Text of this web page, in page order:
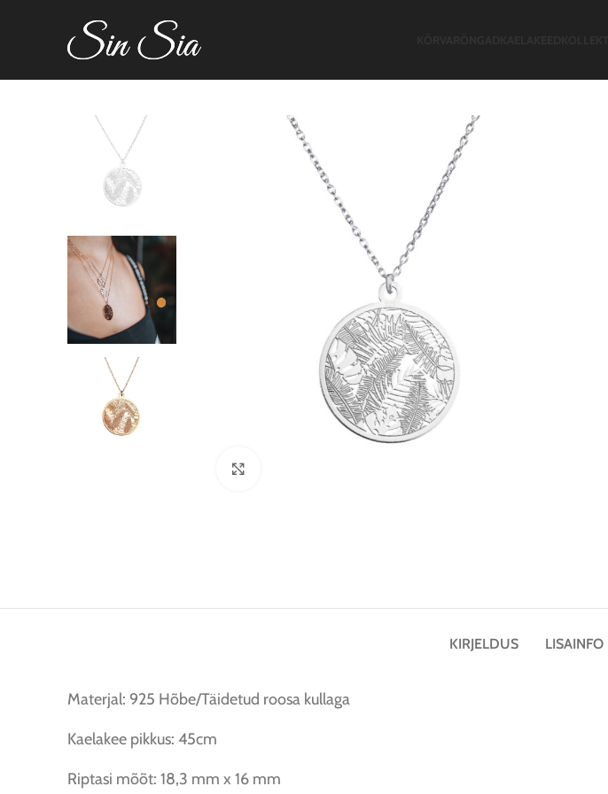
KIRJELDUS LISAINFO
Materjal: 925 Hõbe/Täidetud roosa kullaga
Kaelakee pikkus: 45cm
Riptasi mõõt: 18,3 mm x 16 mm